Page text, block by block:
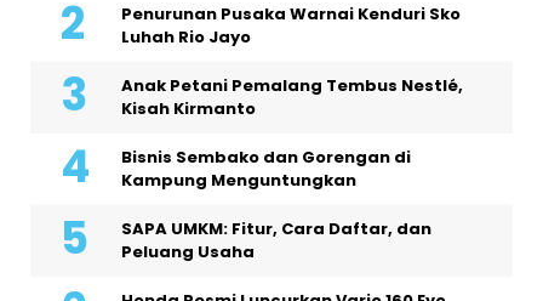
Penurunan Pusaka Warnai Kenduri Sko
Luhah Rio Jayo
Anak Petani Pemalang Tembus Nestlé,
Kisah Kirmanto
Bisnis Sembako dan Gorengan di
Kampung Menguntungkan
SAPA UMKM: Fitur, Cara Daftar, dan
Peluang Usaha